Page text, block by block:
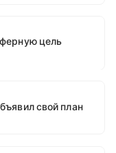
цель
свой план